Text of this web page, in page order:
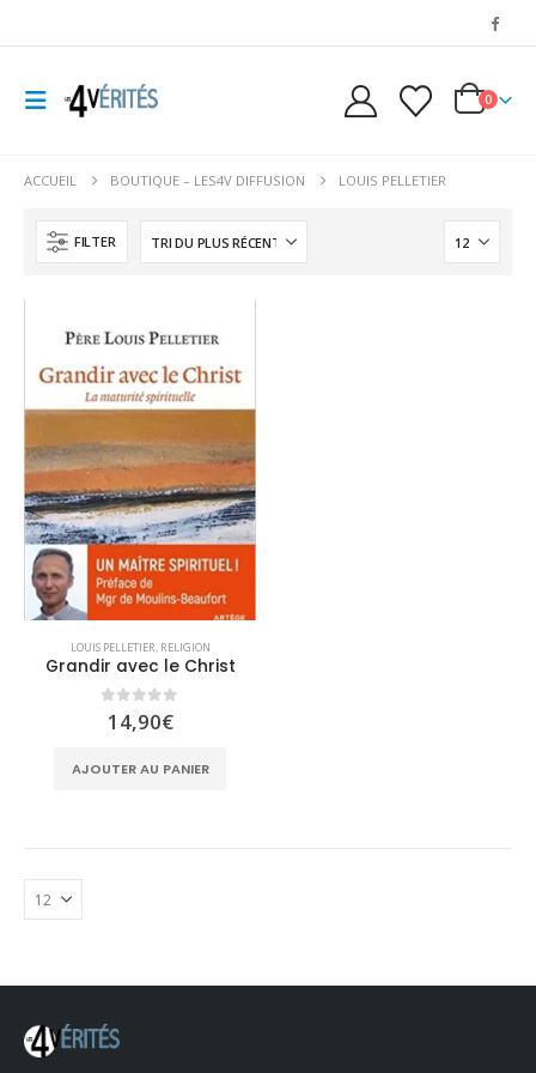
0
ACCUEIL BOUTIQUE – LES4V DIFFUSION LOUIS PELLETIER
FILTER
LOUIS PELLETIER, RELIGION
Grandir avec le Christ
0sur 5
14,90€
AJOUTER AU PANIER